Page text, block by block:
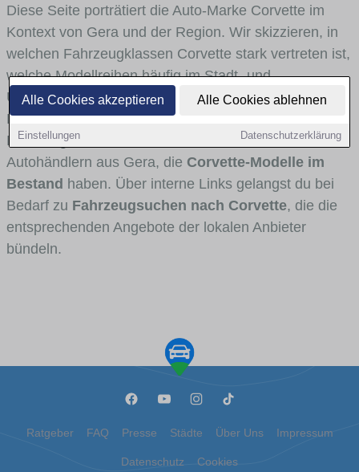
Alle Cookies akzeptieren Alle Cookies ablehnen
Einstellungen Datenschutzerklärung
Diese Seite porträtiert die Auto-Marke Corvette im
Kontext von Gera und der Region. Wir skizzieren, in
welchen Fahrzeugklassen Corvette stark vertreten ist,
welche Modellreihen häufig im Stadt- und
Umlandverkehr zu sehen sind und für welche
Fahrertypen die Marke interessant ist. Viele
Fahrzeuge stammen von Autohäusern und
Autohändlern aus Gera, die Corvette-Modelle im
Bestand haben. Über interne Links gelangst du bei
Bedarf zu Fahrzeugsuchen nach Corvette, die die
entsprechenden Angebote der lokalen Anbieter
bündeln.
Ratgeber FAQ Presse Städte Über Uns Impressum
Datenschutz Cookies